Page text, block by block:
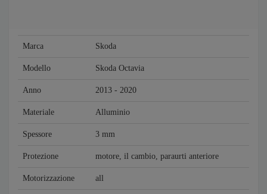
Marca Skoda
Modello Skoda Octavia
Anno 2013 - 2020
Materiale Alluminio
Spessore 3 mm
Protezione motore, il cambio, paraurti anteriore
Motorizzazione all